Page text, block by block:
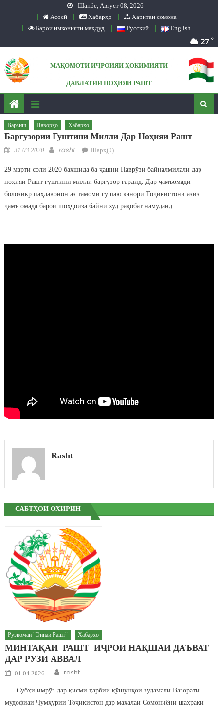
Шанбе, Август 08, 2026
Асосӣ
Хабарҳо
Харитаи сомона
Барои имконияти маҳдуд
Русский English
27 °
МАҚОМОТИ ИҶРОИЯИ ҲОКИМИЯТИ
ДАВЛАТИИ НОҲИЯИ РАШТ
Варзиш Наворҳо Хабарҳо
Баргузории Гуштини Милли Дар Ноҳияи Рашт
Posted on
31.03.2020 Author
rasht Шарҳ(0)
29 марти соли 2020 бахшида ба ҷашни Наврӯзи байналмилали дар
ноҳияи Рашт гӯштини миллӣ баргузор гардид. Дар ҷамъомади
болозикр паҳлавонон аз тамоми гӯшаю канори Тоҷикистони азиз
ҷамъ омада барои шоҳҷоиза байни худ рақобат намуданд.
Rasht
САБТҲОИ ОХИРИН
Рӯзномаи "Оинаи Рашт" Хабарҳо
МИНТАҚАИ РАШТ ИҶРОИ НАҚШАИ ДАЪВАТ
ДАР РӮЗИ АВВАЛ
Posted on
01.04.2026 Author
rasht
Субҳи имрӯз дар қисми ҳарбии қӯшунҳои зудамали Вазорати
мудофиаи Ҷумҳурии Тоҷикистон дар маҳалаи Сомониёни шаҳраки